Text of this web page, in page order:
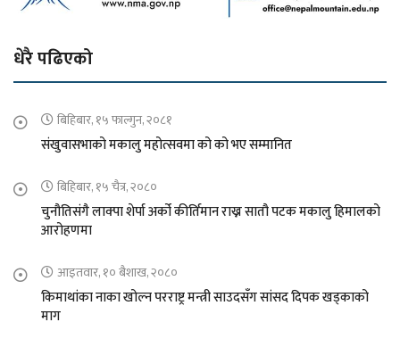
धेरै पढिएको
बिहिबार, १५ फाल्गुन, २०८१
संखुवासभाको मकालु महोत्सवमा को को भए सम्मानित
बिहिबार, १५ चैत्र, २०८०
चुनौतिसंगै लाक्पा शेर्पा अर्को कीर्तिमान राख्न सातौ पटक मकालु हिमालको
आरोहणमा
आइतवार, १० बैशाख, २०८०
किमाथांका नाका खोल्न परराष्ट्र मन्त्री साउदसँग सांसद दिपक खड्काको
माग